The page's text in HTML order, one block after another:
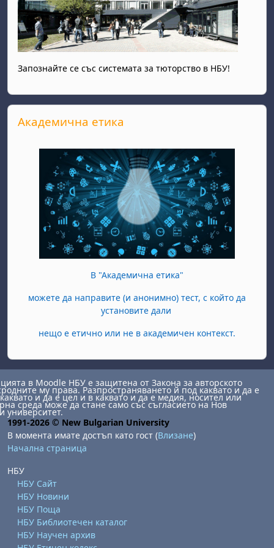
Запознайте се със системата за тюторство в НБУ!
Прескочи Академична етика
Академична етика
В "Академична етика"
можете да направите (и анонимно) тест, с който да
установите дали
нещо е етично или не в академичен контекст.
в Moodle НБУ е защитена от Закона за авторското
му права. Разпространяването й под каквато и да е
и да е цел и в каквато и да е медия, носител или
среда може да стане само със съгласието на Нов
университет.
1991-2026 © New Bulgarian University
В момента имате достъп като гост (Влизане)
Начална страница
НБУ
НБУ Сайт
НБУ Новини
НБУ Поща
НБУ Библиотечен каталог
НБУ Научен архив